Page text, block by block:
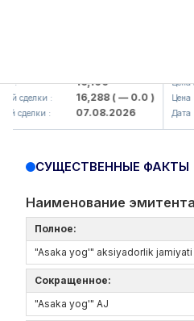
16,100
сделки : 16,288( — 0.0 )
сделки : 07.08.2026
Цена
Цена
Дата
СУЩЕСТВЕННЫЕ ФАКТЫ
Наименование эмитента
Полное:
"Asaka yog'" aksiyadorlik jamiyati
Сокращенное:
"Asaka yog'" AJ